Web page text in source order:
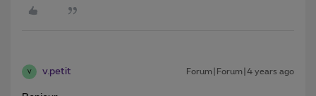
V v.petit Forum|Forum|4 years ago